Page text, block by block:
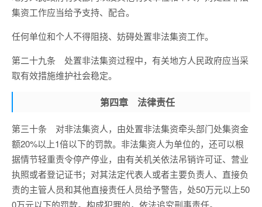
集资工作应当给予支持、配合。
任何单位和个人不得阻挠、妨碍处置非法集资工作。
第二十九条 处置非法集资过程中，有关地方人民政府应当采
取有效措施维护社会稳定。
第四章 法律责任
第三十条 对非法集资人，由处置非法集资牵头部门处集资金
额20%以上1倍以下的罚款。非法集资人为单位的，还可以根
据情节轻重责令停产停业，由有关机关依法吊销许可证、营业
执照或者登记证书；对其法定代表人或者主要负责人、直接负
责的主管人员和其他直接责任人员给予警告，处50万元以上50
0万元以下的罚款。构成犯罪的，依法追究刑事责任。